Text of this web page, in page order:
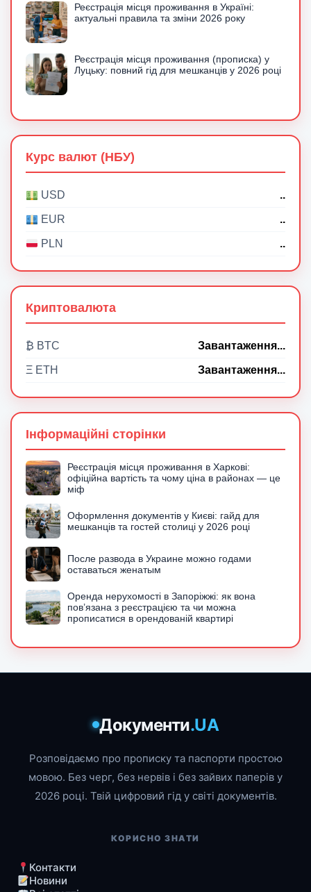
Реєстрація місця проживання в Україні:
актуальні правила та зміни 2026 року
Реєстрація місця проживання (прописка) у
Луцьку: повний гід для мешканців у 2026 році
Курс валют (НБУ)
USD ..
EUR ..
PLN ..
Криптовалюта
₿ BTC Завантаження...
Ξ ETH Завантаження...
Інформаційні сторінки
Реєстрація місця проживання в Харкові:
офіційна вартість та чому ціна в районах — це
міф
Оформлення документів у Києві: гайд для
мешканців та гостей столиці у 2026 році
После развода в Украине можно годами
оставаться женатым
Оренда нерухомості в Запоріжжі: як вона
пов’язана з реєстрацією та чи можна
прописатися в орендованій квартирі
Документи.UA
Розповідаємо про прописку та паспорти простою
мовою. Без черг, без нервів і без зайвих паперів у
2026 році. Твій цифровий гід у світі документів.
КОРИСНО ЗНАТИ
Контакти
Новини